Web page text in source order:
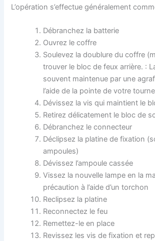
L’opération s’effectue généralement
Débranchez la batterie
Ouvrez le coffre
Soulevez la doublure du coffre
trouver le bloc de feux arrière. :
souvent maintenue par une
l’aide de la pointe de votre
Dévissez la vis qui maintient le
Retirez délicatement le bloc de
Débranchez le connecteur
Déclipsez la platine de fixation
ampoules)
Dévissez l’ampoule cassée
Vissez la nouvelle lampe en la
précaution à l’aide d’un torchon
Reclipsez la platine
Reconnectez le feu
Remettez-le en place
Revissez les vis de fixation et